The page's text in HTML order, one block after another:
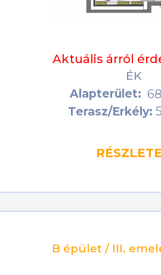
Aktuális árról
ÉK
Alapterület:
Terasz/Erkély:
B épület / III.